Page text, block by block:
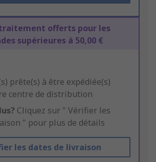
offerts pour les
supérieures à 50,00 €
prête(s) à être expédiée(s)
centre de distribution
Cliquez sur " Vérifier les
" pour plus de détails
les dates de livraison